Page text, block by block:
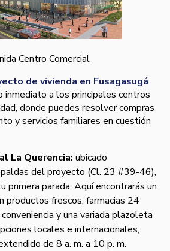
Centro Comercial
de vivienda en Fusagasugá
inmediato a los principales centros
donde puedes resolver compras
y servicios familiares en cuestión
La Querencia: ubicado
del proyecto (Cl. 23 #39-46),
primera parada. Aquí encontrarás un
productos frescos, farmacias 24
y una variada plazoleta
locales e internacionales,
de 8 a. m. a 10 p. m.